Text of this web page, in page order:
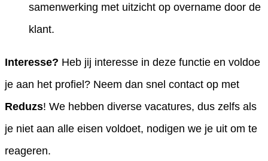
samenwerking met uitzicht op overname door de
klant.
Interesse? Heb jij interesse in deze functie en voldoe
je aan het profiel? Neem dan snel contact op met
Reduzs! We hebben diverse vacatures, dus zelfs als
je niet aan alle eisen voldoet, nodigen we je uit om te
reageren.